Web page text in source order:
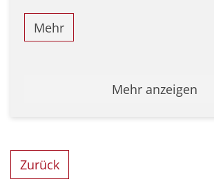
Mehr
Mehr anzeigen
Zurück